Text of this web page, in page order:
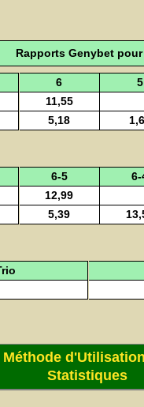
Rapports Genybet pour
6 5
11,55
5,18
6-5 6-
12,99
5,39
Méthode
Statistiques